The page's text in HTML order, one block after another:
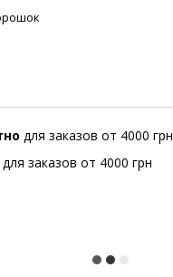
для заказов от 4000 грн
для заказов от 4000 грн